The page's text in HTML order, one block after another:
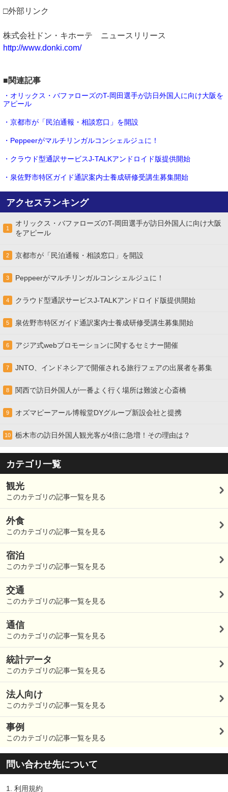
□外部リンク
株式会社ドン・キホーテ ニュースリリース
http://www.donki.com/
■関連記事
・オリックス・バファローズのT-岡田選手が訪日外国人に向け大阪を
アピール
・京都市が「民泊通報・相談窓口」を開設
・Peppeerがマルチリンガルコンシェルジュに！
・クラウド型通訳サービスJ-TALKアンドロイド版提供開始
・泉佐野市特区ガイド通訳案内士養成研修受講生募集開始
アクセスランキング
1
オリックス・バファローズのT-岡田選手が訪日外国人に向け大阪
をアピール
2 京都市が「民泊通報・相談窓口」を開設
3 Peppeerがマルチリンガルコンシェルジュに！
4 クラウド型通訳サービスJ-TALKアンドロイド版提供開始
5 泉佐野市特区ガイド通訳案内士養成研修受講生募集開始
6 アジア式webプロモーションに関するセミナー開催
7 JNTO、インドネシアで開催される旅行フェアの出展者を募集
8 関西で訪日外国人が一番よく行く場所は難波と心斎橋
9 オズマピーアール博報堂DYグループ新設会社と提携
10 栃木市の訪日外国人観光客が4倍に急増！その理由は？
カテゴリ一覧
観光
このカテゴリの記事一覧を見る
外食
このカテゴリの記事一覧を見る
宿泊
このカテゴリの記事一覧を見る
交通
このカテゴリの記事一覧を見る
通信
このカテゴリの記事一覧を見る
統計データ
このカテゴリの記事一覧を見る
法人向け
このカテゴリの記事一覧を見る
事例
このカテゴリの記事一覧を見る
問い合わせ先について
1. 利用規約